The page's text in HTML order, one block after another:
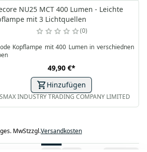
NU25 MCT 400 Lumen - Leichte
mit 3 Lichtquellen
0
Kopflampe mit 400 Lumen in verschiednen
49,90 €*
Hinzufügen
INDUSTRY TRADING COMPANY LIMITED
MwStzzgl.Versandkosten